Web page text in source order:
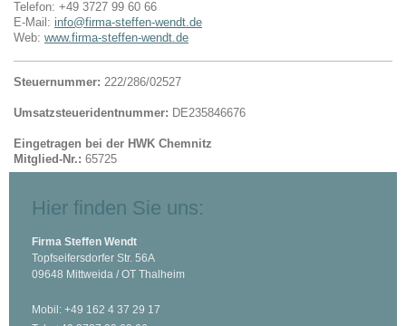
Telefon: +49 3727 99 60 66
E-Mail: info@firma-steffen-wendt.de
Web: www.firma-steffen-wendt.de
Steuernummer: 222/286/02527
Umsatzsteueridentnummer: DE235846676
Eingetragen bei der HWK Chemnitz
Mitglied-Nr.: 65725
Hier finden Sie uns:
Firma Steffen Wendt
Topfseifersdorfer Str. 56A
09648 Mittweida / OT Thalheim
Mobil: +49 162 4 37 29 17